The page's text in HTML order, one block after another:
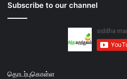
Subscribe to our channel
தொடர்புகொள்ள